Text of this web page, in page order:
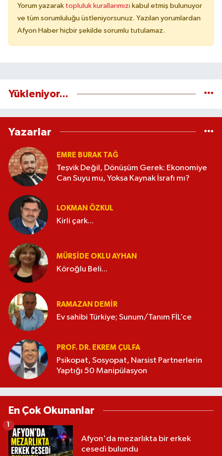
Yorum yazarak topluluk kurallarımızı kabul etmiş bulunuyor
ve tüm sorumluluğu üstleniyorsunuz. Yazılan yorumlardan
Afyon Haber hiçbir şekilde sorumlu tutulamaz.
Yükleniyor...
Yazarlar
EMRE BURAK TAĞ
Teşvik Değil, Dönüşüm Gerek: Ekonomiye
Can Suyu mu, Yoksa Kaynak İsrafı mı?
LOKMAN ÖZKUL
Kirli çark...
MÜRŞIDE OKLU AYHAN
Köroğlu Beli...
RAMAZAN DEMİR
Ev sahibi Türkiye; Sunum/Tanım FİL’ce
PROF. DR. EKREM ÇULFA
Psikopat, Sosyopat, Narsist Partnerlerin
Yaptığı 50 Manipülasyon
En Çok Okunanlar
Afyon'da mezarlıkta bir erkek
cesedi bulundu
1